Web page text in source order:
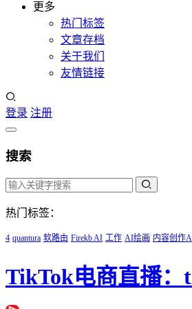
更多
热门标签
文章存档
关于我们
友情链接
登录 注册
搜索
热门标签：
4 quantura 软路由 Firekb AI 工作 AI绘画 内容创作
TikTok电商直播